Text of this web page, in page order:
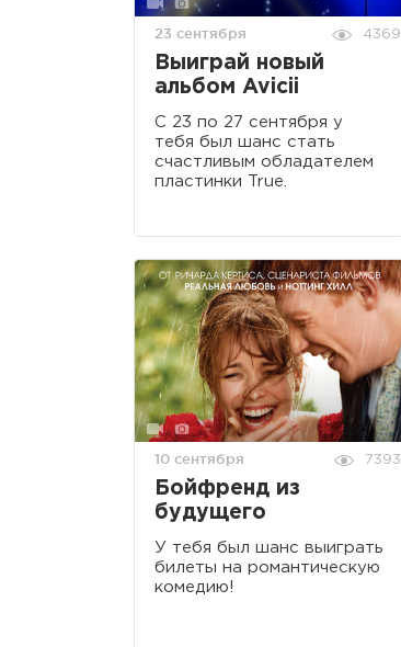
23 сентября 4369
Выиграй новый
альбом Avicii
С 23 по 27 сентября у
тебя был шанс стать
счастливым обладателем
пластинки True.
10 сентября 7393
Бойфренд из
будущего
У тебя был шанс выиграть
билеты на романтическую
комедию!